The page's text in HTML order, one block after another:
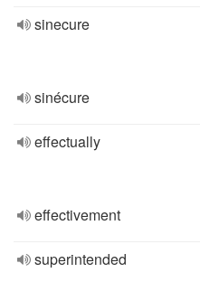
sinecure
sinécure
effectually
effectivement
superintended